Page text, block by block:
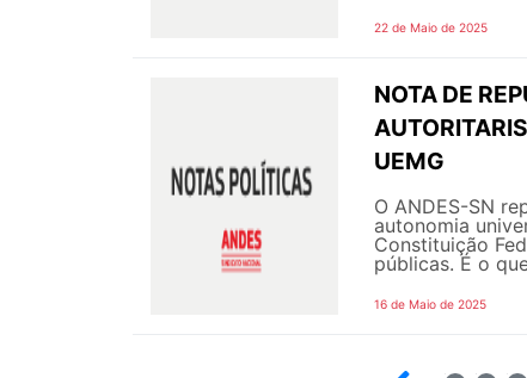
22 de Maio de 2025
NOTA DE
UEMG
O ANDES-SN
autonomia
Constituição
públicas. É o
16 de Maio de 2025